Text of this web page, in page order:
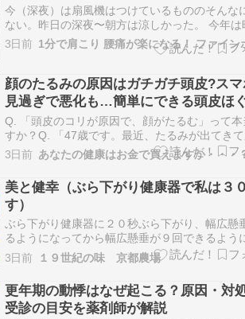
今（深夜）は扇風機はつけているもののそんな
ない。昨日の深夜〜朝方は涼しかった。 今年は
り暑くない気がします。でも八王子のお隣の日
ある多摩動物園では最近の１週間でライオンが
暑が原因の可能性があるそうです。ホン…
3日前
顔のたるみの原因はガチガチ頭皮?ス
見過ぎで悪化も…簡単にできる頭皮ほ
輪郭が変わる!
Q. 「頭皮のコリが原因で、顔がたるむ」って本
すか？Q. 「47歳です。最近、たるみが出てき
輪郭がぼんやりしている感じがします。デスク
が中心で、慢性的にひどい肩コリや背中の張り
のコリがあります。 『頭皮が凝っている人は、
やすい』という話を聞いたことがあ…
3日前 あなたの健康はお金で買えますか・・・
美と健幸（ぶら下がり健康器で私は３
す）
ぶら下がり健康器に２０秒ぶら下がり、幅広懸
るようになってから幅広懸垂が９回できるよう
ました。懸垂ができる平均回数は２０代をピー
齢とともに減り、７０代は１回になるそうです
現在満７６歳ですが、幅広懸垂で９回できるよ
りました。私の現在の筋力は３０代というこ…
3日前 １９世紀の味 京都農場
更年期の動悸はなぜ起こる？原因・対
受診の目安を薬剤師が解説